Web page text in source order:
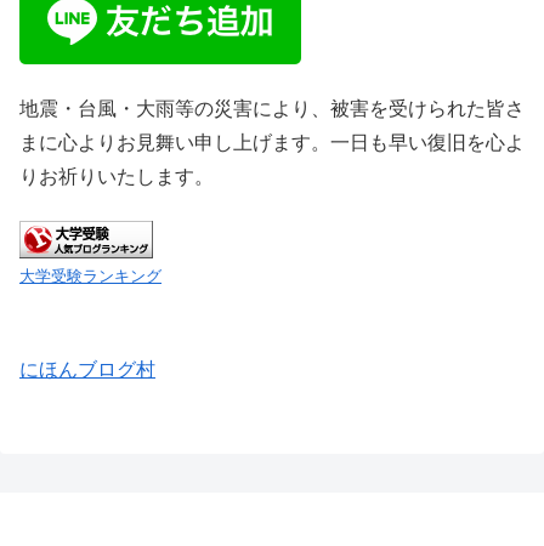
地震・台風・大雨等の災害により、被害を受けられた皆さ
まに心よりお見舞い申し上げます。一日も早い復旧を心よ
りお祈りいたします。
大学受験ランキング
にほんブログ村